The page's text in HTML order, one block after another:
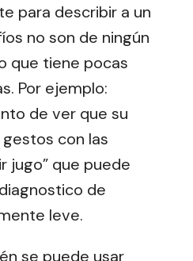
para describir a un
no son de ningún
que tiene pocas
Por ejemplo:
de ver que su
con las
jugo” que puede
de
leve.
se puede usar